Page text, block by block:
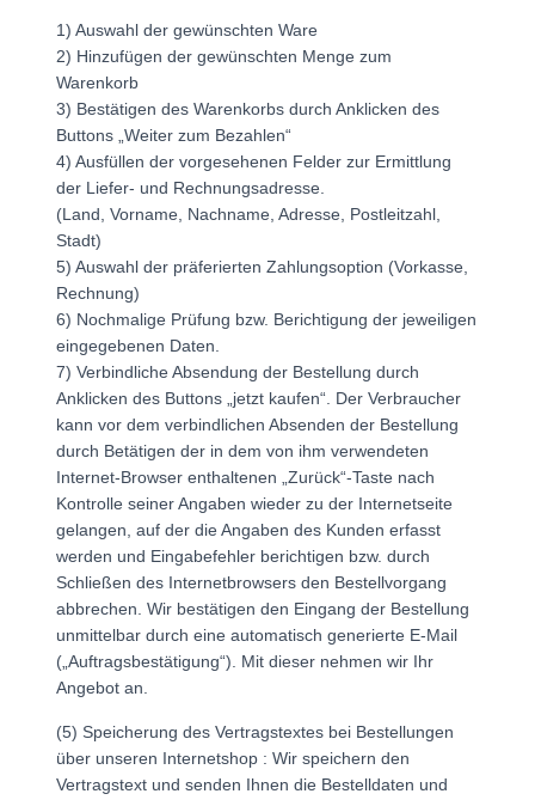
1) Auswahl der gewünschten Ware
2) Hinzufügen der gewünschten Menge zum
Warenkorb
3) Bestätigen des Warenkorbs durch Anklicken des
Buttons „Weiter zum Bezahlen“
4) Ausfüllen der vorgesehenen Felder zur Ermittlung
der Liefer- und Rechnungsadresse.
(Land, Vorname, Nachname, Adresse, Postleitzahl,
Stadt)
5) Auswahl der präferierten Zahlungsoption (Vorkasse,
Rechnung)
6) Nochmalige Prüfung bzw. Berichtigung der jeweiligen
eingegebenen Daten.
7) Verbindliche Absendung der Bestellung durch
Anklicken des Buttons „jetzt kaufen“. Der Verbraucher
kann vor dem verbindlichen Absenden der Bestellung
durch Betätigen der in dem von ihm verwendeten
Internet-Browser enthaltenen „Zurück“-Taste nach
Kontrolle seiner Angaben wieder zu der Internetseite
gelangen, auf der die Angaben des Kunden erfasst
werden und Eingabefehler berichtigen bzw. durch
Schließen des Internetbrowsers den Bestellvorgang
abbrechen. Wir bestätigen den Eingang der Bestellung
unmittelbar durch eine automatisch generierte E-Mail
(„Auftragsbestätigung“). Mit dieser nehmen wir Ihr
Angebot an.
(5) Speicherung des Vertragstextes bei Bestellungen
über unseren Internetshop : Wir speichern den
Vertragstext und senden Ihnen die Bestelldaten und